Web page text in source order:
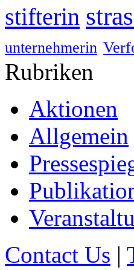
stifterin
unternehmerin
Rubriken
Aktionen
Allgemein
Contact Us |